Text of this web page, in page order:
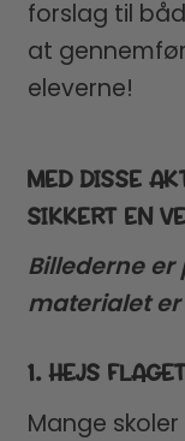
forslag til
at
eleverne!
MED DISSE
SIKKERT EN
Billederne er
materialet
1. HEJS FLAGET
Mange